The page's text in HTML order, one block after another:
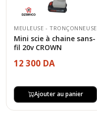
MEULEUSE - TRONÇONNEUSE
Mini scie à chaine sans-
fil 20v CROWN
12 300 DA
Ajouter au panier